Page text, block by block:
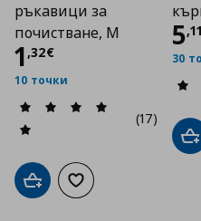
ръкавици за
почистване, M
1 ,32€
Цена
10 точки
(17)
Добави в кошницата
Добави към
5,11
30